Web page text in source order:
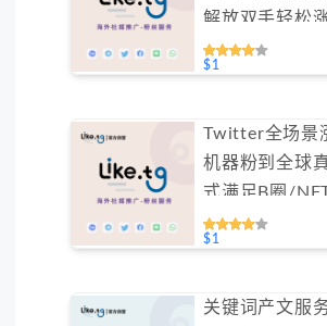
解放双手轻松
免费测试）
$1
Twitter全场景
机器粉到全球
式满足B圈/
求（不支持免
$1
关键词产文服